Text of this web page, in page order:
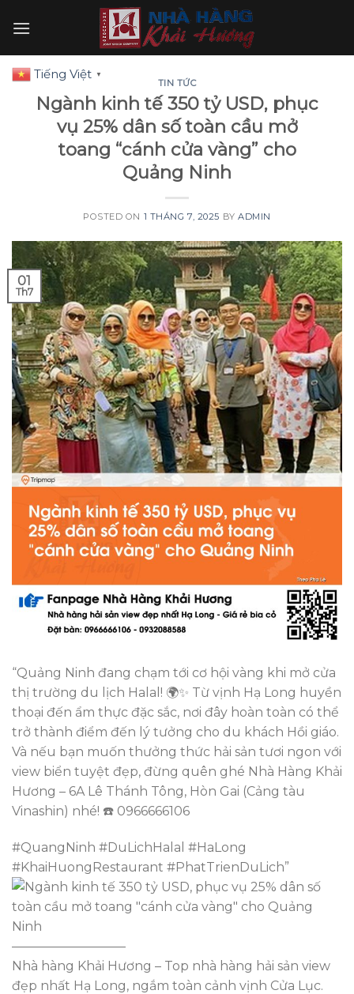
TIN TỨC
Ngành kinh tế 350 tỷ USD, phục
vụ 25% dân số toàn cầu mở
toang “cánh cửa vàng” cho
Quảng Ninh
POSTED ON 1 THÁNG 7, 2025 BYADMIN
01
Th7
“Quảng Ninh đang chạm tới cơ hội vàng khi mở cửa
thị trường du lịch Halal! 🌍✨ Từ vịnh Hạ Long huyền
thoại đến ẩm thực đặc sắc, nơi đây hoàn toàn có thể
trở thành điểm đến lý tưởng cho du khách Hồi giáo.
Và nếu bạn muốn thưởng thức hải sản tươi ngon với
view biển tuyệt đẹp, đừng quên ghé Nhà Hàng Khải
Hương – 6A Lê Thánh Tông, Hòn Gai (Cảng tàu
Vinashin) nhé! ☎️ 0966666106
#QuangNinh #DuLichHalal #HaLong
#KhaiHuongRestaurant #PhatTrienDuLich”
—————————
Nhà hàng Khải Hương – Top nhà hàng hải sản view
đẹp nhất Hạ Long, ngắm toàn cảnh vịnh Cửa Lục.
Tiếng Việt ▼